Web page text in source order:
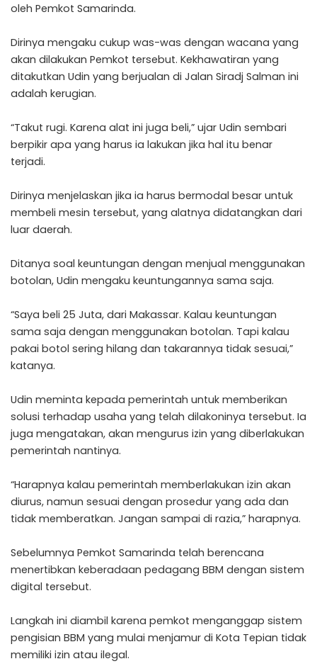
oleh Pemkot Samarinda.
Dirinya mengaku cukup was-was dengan wacana yang
akan dilakukan Pemkot tersebut. Kekhawatiran yang
ditakutkan Udin yang berjualan di Jalan Siradj Salman ini
adalah kerugian.
“Takut rugi. Karena alat ini juga beli,” ujar Udin sembari
berpikir apa yang harus ia lakukan jika hal itu benar
terjadi.
Dirinya menjelaskan jika ia harus bermodal besar untuk
membeli mesin tersebut, yang alatnya didatangkan dari
luar daerah.
Ditanya soal keuntungan dengan menjual menggunakan
botolan, Udin mengaku keuntungannya sama saja.
“Saya beli 25 Juta, dari Makassar. Kalau keuntungan
sama saja dengan menggunakan botolan. Tapi kalau
pakai botol sering hilang dan takarannya tidak sesuai,”
katanya.
Udin meminta kepada pemerintah untuk memberikan
solusi terhadap usaha yang telah dilakoninya tersebut. Ia
juga mengatakan, akan mengurus izin yang diberlakukan
pemerintah nantinya.
“Harapnya kalau pemerintah memberlakukan izin akan
diurus, namun sesuai dengan prosedur yang ada dan
tidak memberatkan. Jangan sampai di razia,” harapnya.
Sebelumnya Pemkot Samarinda telah berencana
menertibkan keberadaan pedagang BBM dengan sistem
digital tersebut.
Langkah ini diambil karena pemkot menganggap sistem
pengisian BBM yang mulai menjamur di Kota Tepian tidak
memiliki izin atau ilegal.